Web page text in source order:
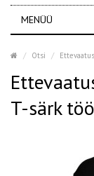
MENÜÜ
Otsi
T-särk